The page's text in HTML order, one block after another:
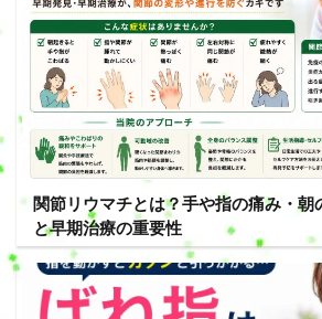
関節リウマチとは？手や指の痛み・朝
と早期治療の重要性